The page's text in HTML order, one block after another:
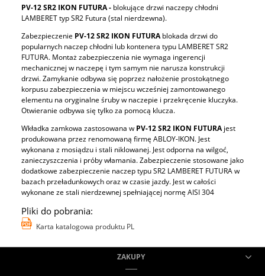
PV-12 SR2 IKON FUTURA - blokujące drzwi naczepy chłodni
LAMBERET typ SR2 Futura (stal nierdzewna).
Zabezpieczenie PV-12 SR2 IKON FUTURAblokada drzwi do
popularnych naczep chłodni lub kontenera typu LAMBERET SR2
FUTURA. Montaż zabezpieczenia nie wymaga ingerencji
mechanicznej w naczepę i tym samym nie narusza konstrukcji
drzwi. Zamykanie odbywa się poprzez nałożenie prostokątnego
korpusu zabezpieczenia w miejscu wcześniej zamontowanego
elementu na oryginalne śruby w naczepie i przekręcenie kluczyka.
Otwieranie odbywa się tylko za pomocą klucza.
Wkładka zamkowa zastosowana w PV-12 SR2 IKON FUTURAjest
produkowana przez renomowaną firmę ABLOY-IKON. Jest
wykonana z mosiądzu i stali niklowanej. Jest odporna na wilgoć,
zanieczyszczenia i próby włamania. Zabezpieczenie stosowane jako
dodatkowe zabezpieczenie naczep typu SR2 LAMBERET FUTURA w
bazach przeładunkowych oraz w czasie jazdy. Jest w całości
wykonane ze stali nierdzewnej spełniającej normę AISI 304
Pliki do pobrania:
Karta katalogowa produktu PL
ZAKUPY